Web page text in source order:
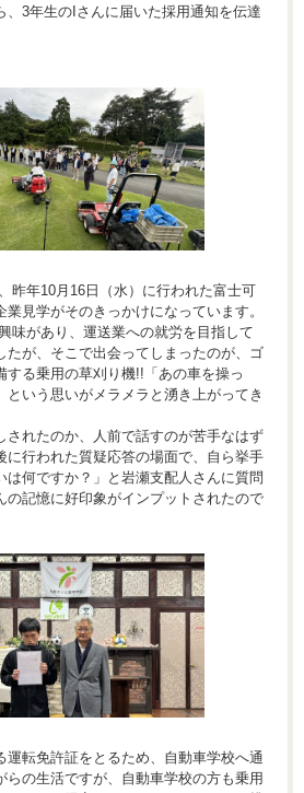
、3年生のIさんに届いた採用通知を伝達
昨年10月16日（水）に行われた富士可
見学がそのきっかけになっています。
味があり、運送業への就労を目指して
たが、そこで出会ってしまったのが、ゴ
する乗用の草刈り機!!「あの車を操っ
という思いがメラメラと湧き上がってき
されたのか、人前で話すのが苦手なはず
に行われた質疑応答の場面で、自ら挙手
は何ですか？」と岩瀬支配人さんに質問
の記憶に好印象がインプットされたので
運転免許証をとるため、自動車学校へ通
らの生活ですが、自動車学校の方も乗用